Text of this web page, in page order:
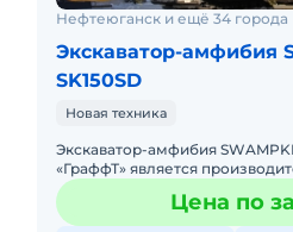
Нефтеюганск и ещё 34 города
Экскаватор-амфибия
SK150SD
Новая техника
Экскаватор-амфибия
«ГраффТ» является
экскаваторов «SWAMPKING».
экскаваторы удобны для раб
Цена по